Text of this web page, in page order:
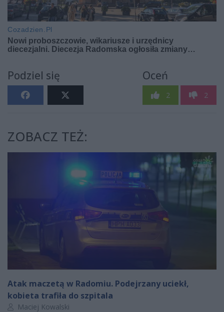
Podziel się Oceń
2 2
ZOBACZ TEŻ:
Atak maczetą w Radomiu. Podejrzany uciekł,
kobieta trafiła do szpitala
Autor artykułu:
Maciej Kowalski